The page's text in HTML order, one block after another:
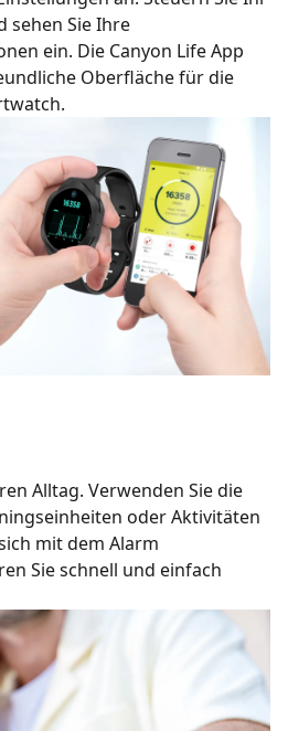
sehen Sie Ihre
ein. Die Canyon Life App
Oberfläche für die
Alltag. Verwenden Sie die
oder Aktivitäten
mit dem Alarm
Sie schnell und einfach